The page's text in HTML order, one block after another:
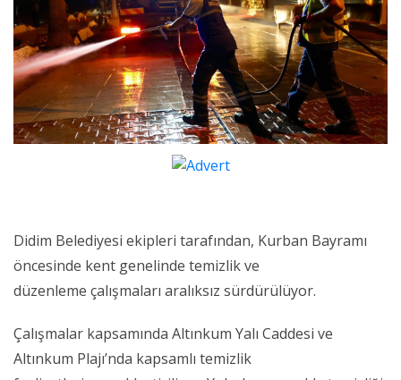
Didim Belediyesi ekipleri tarafından, Kurban Bayramı
öncesinde kent genelinde temizlik ve
düzenleme çalışmaları aralıksız sürdürülüyor.
Çalışmalar kapsamında Altınkum Yalı Caddesi ve
Altınkum Plajı’nda kapsamlı temizlik